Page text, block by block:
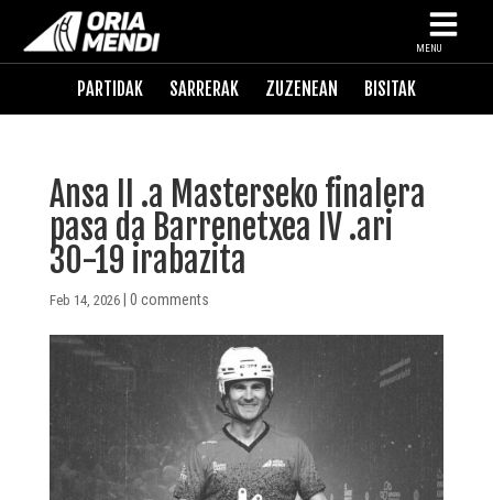
MENU
PARTIDAK SARRERAK ZUZENEAN BISITAK
Ansa II .a Masterseko finalera
pasa da Barrenetxea IV .ari
30-19 irabazita
Feb 14, 2026| 0 comments